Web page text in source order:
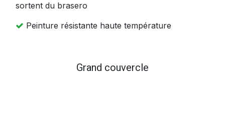
sortent du brasero
Peinture résistante haute température
Grand couvercle